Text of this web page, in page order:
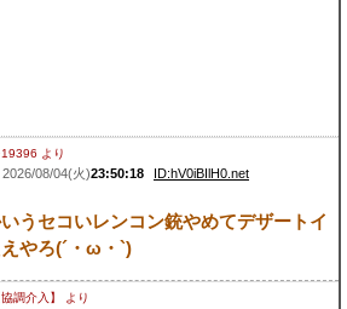
19396 より
08/04(火)23:50:18 ID:hV0iBIlH0.net
うセコいレンコン銃やめてデザートイ
やろ(´・ω・`)
調介入】 より